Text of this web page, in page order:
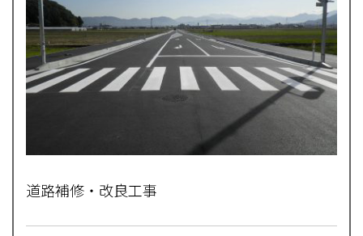
道路補修・改良工事